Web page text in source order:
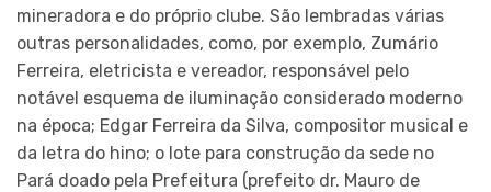
mineradora e do próprio clube. São lembradas várias
outras personalidades, como, por exemplo, Zumário
Ferreira, eletricista e vereador, responsável pelo
notável esquema de iluminação considerado moderno
na época; Edgar Ferreira da Silva, compositor musical e
da letra do hino; o lote para construção da sede no
Pará doado pela Prefeitura (prefeito dr. Mauro de